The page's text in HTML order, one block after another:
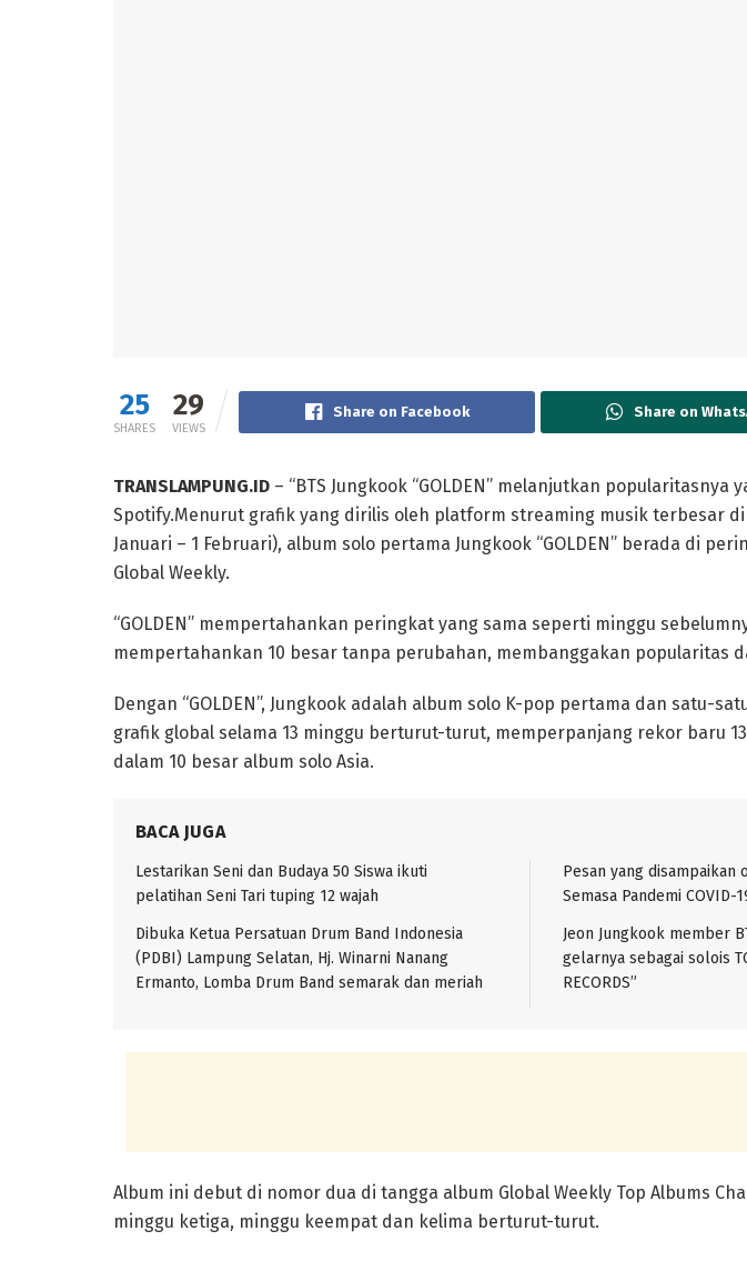
25
SHARES
29
VIEWS
Share on Facebook Share on
TRANSLAMPUNG.ID – “BTS Jungkook “GOLDEN” melanjutkan popularitasnya
Spotify.Menurut grafik yang dirilis oleh platform streaming musik terbesar
Januari – 1 Februari), album solo pertama Jungkook “GOLDEN” berada di
Global Weekly.
“GOLDEN” mempertahankan peringkat yang sama seperti minggu
mempertahankan 10 besar tanpa perubahan, membanggakan popularitas
Dengan “GOLDEN”, Jungkook adalah album solo K-pop pertama dan satu-
grafik global selama 13 minggu berturut-turut, memperpanjang rekor baru
dalam 10 besar album solo Asia.
BACA JUGA
Lestarikan Seni dan Budaya 50 Siswa ikuti
pelatihan Seni Tari tuping 12 wajah
Dibuka Ketua Persatuan Drum Band Indonesia
(PDBI) Lampung Selatan, Hj. Winarni Nanang
Ermanto, Lomba Drum Band semarak dan meriah
Pesan yang disampaikan
Semasa Pandemi COVID-
Jeon Jungkook member
gelarnya sebagai solois
RECORDS”
Album ini debut di nomor dua di tangga album Global Weekly Top Albums
minggu ketiga, minggu keempat dan kelima berturut-turut.